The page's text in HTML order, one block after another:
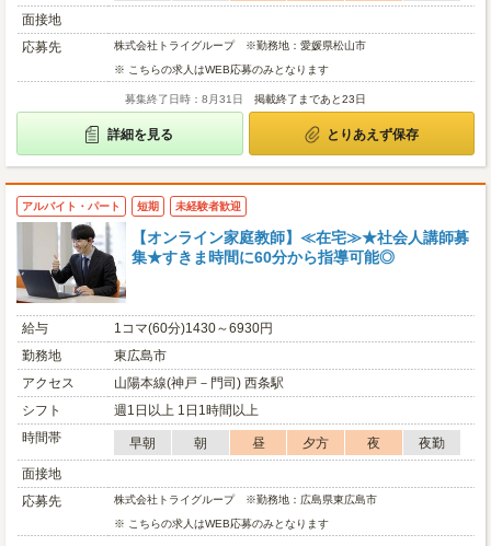
面接地
応募先
株式会社トライグループ ※勤務地：愛媛県松山市
※ こちらの求人はWEB応募のみとなります
募集終了日時：8月31日 掲載終了まであと23日
詳細を見る とりあえず保存
アルバイト・パート 短期 未経験者歓迎
【オンライン家庭教師】≪在宅≫★社会人講師募
集★すきま時間に60分から指導可能◎
給与
1コマ(60分)1430～6930円
勤務地
東広島市
アクセス
山陽本線(神戸－門司) 西条駅
シフト
週1日以上 1日1時間以上
時間帯
早朝 朝 昼 夕方 夜
夜勤
面接地
応募先
株式会社トライグループ ※勤務地：広島県東広島市
※ こちらの求人はWEB応募のみとなります